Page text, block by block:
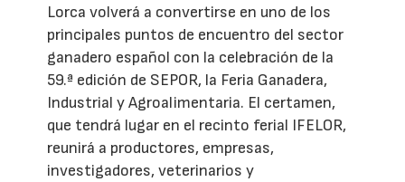
Lorca volverá a convertirse en uno de los
principales puntos de encuentro del sector
ganadero español con la celebración de la
59.ª edición de SEPOR, la Feria Ganadera,
Industrial y Agroalimentaria. El certamen,
que tendrá lugar en el recinto ferial IFELOR,
reunirá a productores, empresas,
investigadores, veterinarios y